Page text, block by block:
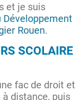
et je suis
Rouen.
SCOLAIRE
fac de droit et
à distance, puis